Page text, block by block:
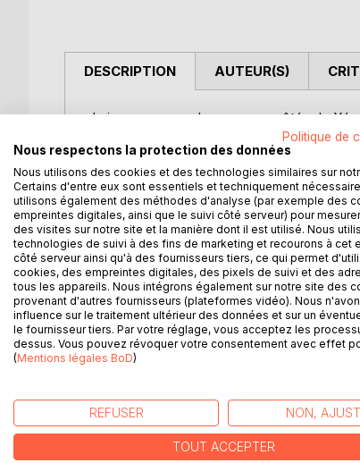
DESCRIPTION
Laissez-vous embarquer aux côtés de
métiers fascinants, en restant sur la
Javiéra, restées dans l'ombre toute leur
très active malgré une retraite bien
A travers seize nouvelles sur le thème du
quête du bonheur au quotidien, en
AUTEUR(S)
D’AUTRES TITRES
Politique de
Nous respectons la protection des données
Nous utilisons des cookies et des technologies similaires sur
Certains d'entre eux sont essentiels et techniquement
utilisons également des méthodes d'analyse (par exemple des
empreintes digitales, ainsi que le suivi côté serveur) pour
des visites sur notre site et la manière dont il est utilisé. Nous
technologies de suivi à des fins de marketing et recourons à cet
côté serveur ainsi qu'à des fournisseurs tiers, ce qui permet
cookies, des empreintes digitales, des pixels de suivi et des
tous les appareils. Nous intégrons également sur notre site des
provenant d'autres fournisseurs (plateformes vidéo). Nous
influence sur le traitement ultérieur des données et sur un
le fournisseur tiers. Par votre réglage, vous acceptez les
dessus. Vous pouvez révoquer votre consentement avec effet
(Mentions légales BoD)
REFUSER NON,
TOUT ACCEPTER